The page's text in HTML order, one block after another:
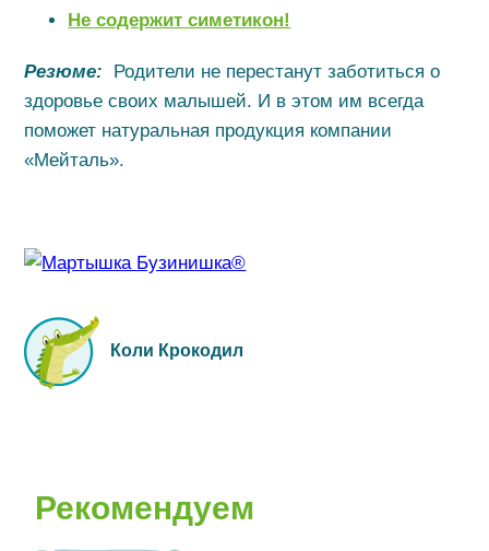
Не содержит симетикон!
Резюме: Родители не перестанут заботиться о
здоровье своих малышей. И в этом им всегда
поможет натуральная продукция компании
«Мейталь».
Коли Крокодил
Рекомендуем